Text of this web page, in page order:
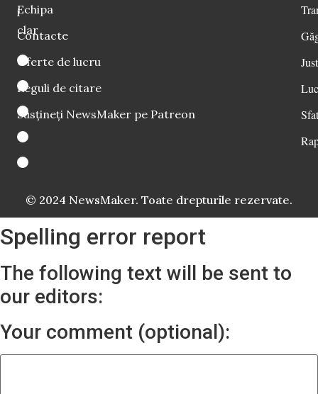
i
clar
Echipa
Contacte
Oferte de lucru
Reguli de citare
Susțineți NewsMaker pe Patreon
© 2024 NewsMaker. Toate drepturile rezervate.
Spelling error report
The following text will be sent to
our editors:
Your comment (optional):